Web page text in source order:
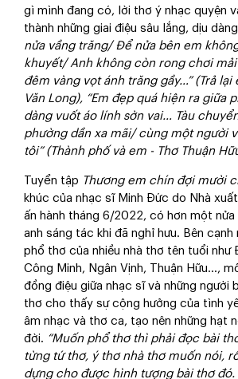
gì mình đang có, lời thơ ý nhạc quyện
thành những giai điệu sâu lắng, dịu dàng
nửa vầng trăng/ Để nửa bên em
khuyết/ Anh không còn rong chơi
đêm vàng vọt ánh trăng gầy…” (Trả lại
Văn Long), “Em đẹp quá hiện ra giữa
dàng vuốt áo lính sờn vai… Tàu
phường dần xa mãi/ cùng một người
tôi” (Thành phố và em - Thơ Thuận
Tuyển tập Thương em chín đợi mười
khúc của nhạc sĩ Minh Đức do Nhà
ấn hành tháng 6/2022, có hơn một
anh sáng tác khi đã nghỉ hưu. Bên cạnh
phổ thơ của nhiều nhà thơ tên tuổi như
Công Minh, Ngân Vịnh, Thuận Hữu…,
đồng điệu giữa nhạc sĩ và những người
thơ cho thấy sự cộng hưởng của tình
âm nhạc và thơ ca, tạo nên những hạt
đời. “Muốn phổ thơ thì phải đọc bài
từng tứ thơ, ý thơ nhà thơ muốn nói,
dựng cho được hình tượng bài thơ đó.